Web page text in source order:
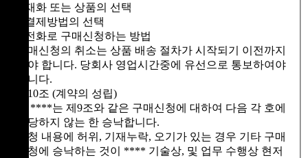
2.재화 또는 상품의 선택
3.결제방법의 선택
4.전화로 구매신청하는 방법
구매신청의 취소는 상품 배송 절차가 시작되기 이전까지
해야 합니다. 당회사 영업시간중에 유선으로 통보하여야
합니다.
제10조 (계약의 성립)
① ****는 제9조와 같은 구매신청에 대하여 다음 각 호에
해당하지 않는 한 승낙합니다.
신청 내용에 허위, 기재누락, 오기가 있는 경우 기타 구매
신청에 승낙하는 것이 **** 기술상, 및 업무 수행상 현저